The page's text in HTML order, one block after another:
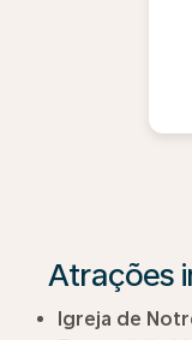
Atrações
Igreja de